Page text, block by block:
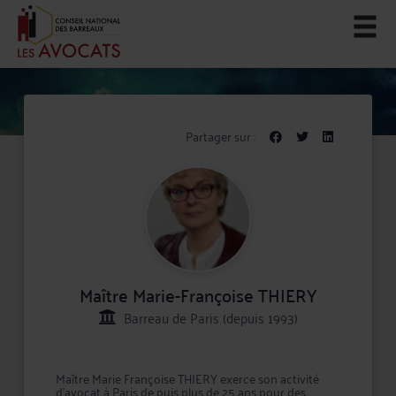
Partager sur :
Maître Marie-Françoise THIERY
Barreau de Paris (depuis 1993)
Maître Marie Françoise THIERY exerce son activité
d'avocat à Paris de puis plus de 25 ans pour des